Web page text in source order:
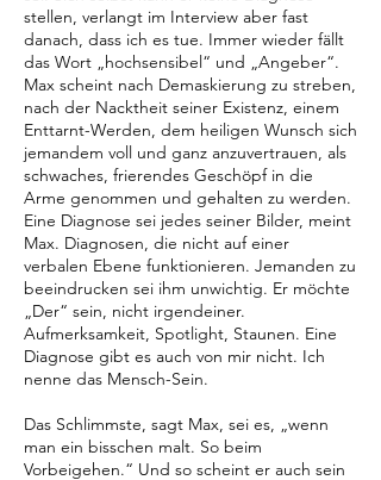
stellen, verlangt im Interview aber fast
danach, dass ich es tue. Immer wieder fällt
das Wort „hochsensibel“ und „Angeber“.
Max scheint nach Demaskierung zu streben,
nach der Nacktheit seiner Existenz, einem
Enttarnt-Werden, dem heiligen Wunsch sich
jemandem voll und ganz anzuvertrauen, als
schwaches, frierendes Geschöpf in die
Arme genommen und gehalten zu werden.
Eine Diagnose sei jedes seiner Bilder, meint
Max. Diagnosen, die nicht auf einer
verbalen Ebene funktionieren. Jemanden zu
beeindrucken sei ihm unwichtig. Er möchte
„Der“ sein, nicht irgendeiner.
Aufmerksamkeit, Spotlight, Staunen. Eine
Diagnose gibt es auch von mir nicht. Ich
nenne das Mensch-Sein.
Das Schlimmste, sagt Max, sei es, „wenn
man ein bisschen malt. So beim
Vorbeigehen.“ Und so scheint er auch sein